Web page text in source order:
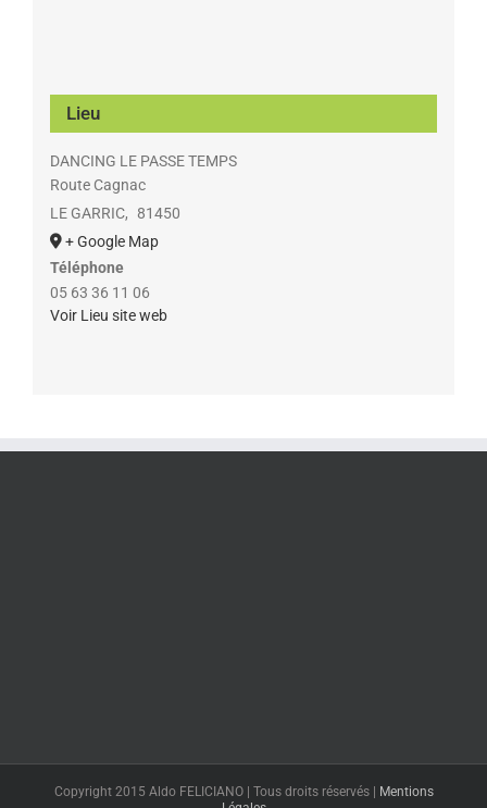
Lieu
DANCING LE PASSE TEMPS
Route Cagnac
LE GARRIC, 81450
+ Google Map
Téléphone
05 63 36 11 06
Voir Lieu site web
Copyright 2015 Aldo FELICIANO | Tous droits réservés |
Mentions